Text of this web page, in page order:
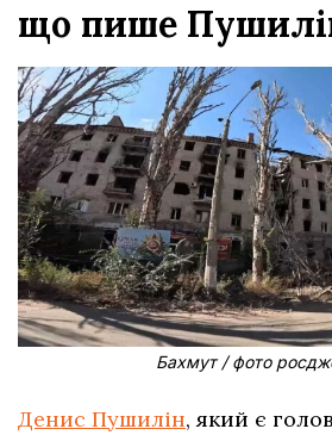
що пише
Бахмут / фото
Денис Пушилін, який є